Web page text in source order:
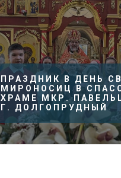
ПРАЗДНИК В ДЕНЬ
МИРОНОСИЦ В
ХРАМЕ МКР.
Г. ДОЛГОПРУДНЫЙ